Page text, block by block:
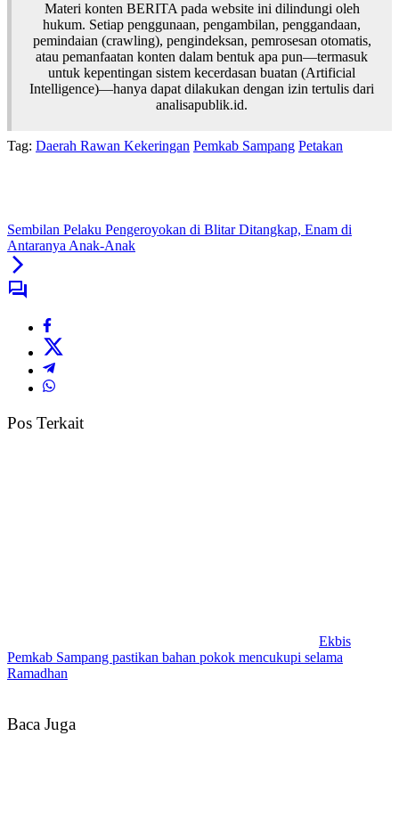
Materi konten BERITA pada website ini dilindungi oleh
hukum. Setiap penggunaan, pengambilan, penggandaan,
pemindaian (crawling), pengindeksan, pemrosesan otomatis,
atau pemanfaatan konten dalam bentuk apa pun—termasuk
untuk kepentingan sistem kecerdasan buatan (Artificial
Intelligence)—hanya dapat dilakukan dengan izin tertulis dari
analisapublik.id.
Tag: Daerah Rawan Kekeringan Pemkab Sampang Petakan
Sembilan Pelaku Pengeroyokan di Blitar Ditangkap, Enam di
Antaranya Anak-Anak
Pos Terkait
Ekbis
Pemkab Sampang pastikan bahan pokok mencukupi selama
Ramadhan
Baca Juga